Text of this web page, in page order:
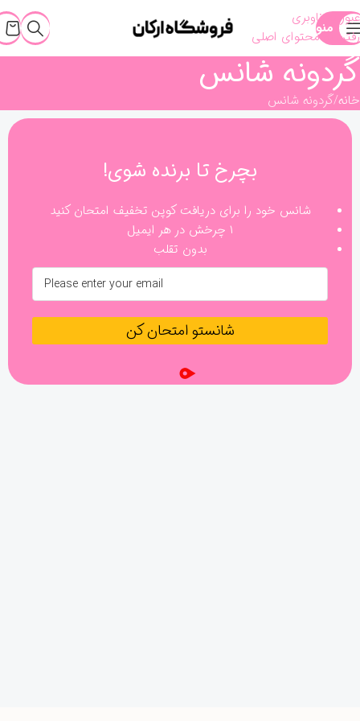
عبور به ناوبری
رفتن به محتوای اصلی
منو
گردونه شانس
خانه گردونه شانس
بچرخ تا برنده شوی!
شانس خود را برای دریافت کوپن تخفیف امتحان کنید
۱ چرخش در هر ایمیل
بدون تقلب
شانستو امتحان کن